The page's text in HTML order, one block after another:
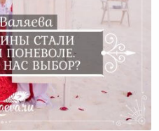
Поневоле. И Есть Ли